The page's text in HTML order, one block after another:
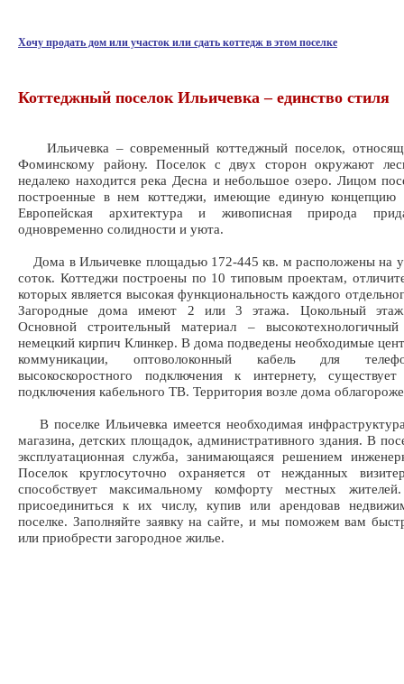
Хочу продать дом или участок или сдать коттедж в этом поселке
Коттеджный поселок Ильичевка – единство стиля
Ильичевка – современный коттеджный поселок,
Фоминскому району. Поселок с двух сторон окружают
недалеко находится река Десна и небольшое озеро. Лицом
построенные в нем коттеджи, имеющие единую концепцию
Европейская архитектура и живописная природа
одновременно солидности и уюта.
Дома в Ильичевке площадью 172-445 кв. м расположены на
соток. Коттеджи построены по 10 типовым проектам,
которых является высокая функциональность каждого
Загородные дома имеют 2 или 3 этажа. Цокольный этаж
Основной строительный материал –
немецкий кирпич Клинкер. В дома подведены необходимые
коммуникации, оптоволоконный кабель для
высокоскоростного подключения к интернету,
подключения кабельного ТВ. Территория возле дома
В поселке Ильичевка имеется необходимая
магазина, детских площадок, административного здания. В
эксплуатационная служба, занимающаяся решением
Поселок круглосуточно охраняется от нежданных
способствует максимальному комфорту местных
присоединиться к их числу, купив или арендовав
поселке. Заполняйте заявку на сайте, и мы поможем вам
или приобрести загородное жилье.